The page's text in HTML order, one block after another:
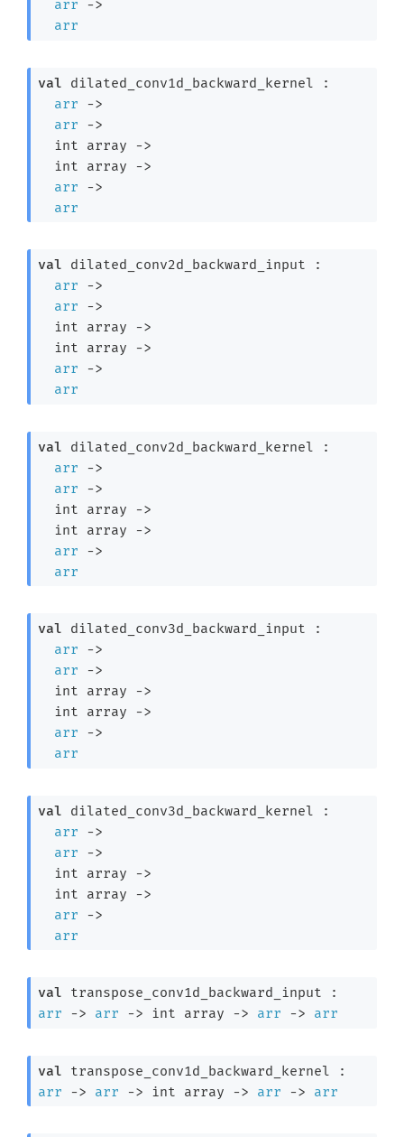
arr
->
arr
val dilated_conv1d_backward_kernel :
arr
->
arr
->
int array
->
int array
->
arr
->
arr
val dilated_conv2d_backward_input :
arr
->
arr
->
int array
->
int array
->
arr
->
arr
val dilated_conv2d_backward_kernel :
arr
->
arr
->
int array
->
int array
->
arr
->
arr
val dilated_conv3d_backward_input :
arr
->
arr
->
int array
->
int array
->
arr
->
arr
val dilated_conv3d_backward_kernel :
arr
->
arr
->
int array
->
int array
->
arr
->
arr
val
arr
-> arr -> int array -> arr -> arr
val
arr
-> arr -> int array -> arr -> arr